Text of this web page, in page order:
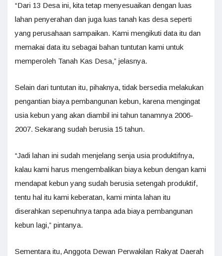
“Dari 13 Desa ini, kita tetap menyesuaikan dengan luas
lahan penyerahan dan juga luas tanah kas desa seperti
yang perusahaan sampaikan. Kami mengikuti data itu dan
memakai data itu sebagai bahan tuntutan kami untuk
memperoleh Tanah Kas Desa,” jelasnya.
Selain dari tuntutan itu, pihaknya, tidak bersedia melakukan
pengantian biaya pembangunan kebun, karena mengingat
usia kebun yang akan diambil ini tahun tanamnya 2006-
2007. Sekarang sudah berusia 15 tahun.
“Jadi lahan ini sudah menjelang senja usia produktifnya,
kalau kami harus mengembalikan biaya kebun dengan kami
mendapat kebun yang sudah berusia setengah produktif,
tentu hal itu kami keberatan, kami minta lahan itu
diserahkan sepenuhnya tanpa ada biaya pembangunan
kebun lagi,” pintanya.
Sementara itu, Anggota Dewan Perwakilan Rakyat Daerah